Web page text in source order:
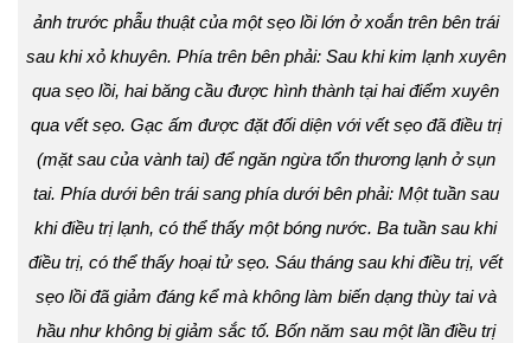
ảnh trước phẫu thuật của một sẹo lồi lớn ở xoắn trên bên trái
sau khi xỏ khuyên. Phía trên bên phải: Sau khi kim lạnh xuyên
qua sẹo lồi, hai băng cầu được hình thành tại hai điểm xuyên
qua vết sẹo. Gạc ấm được đặt đối diện với vết sẹo đã điều trị
(mặt sau của vành tai) để ngăn ngừa tổn thương lạnh ở sụn
tai. Phía dưới bên trái sang phía dưới bên phải: Một tuần sau
khi điều trị lạnh, có thể thấy một bóng nước. Ba tuần sau khi
điều trị, có thể thấy hoại tử sẹo. Sáu tháng sau khi điều trị, vết
sẹo lồi đã giảm đáng kể mà không làm biến dạng thùy tai và
hầu như không bị giảm sắc tố. Bốn năm sau một lần điều trị